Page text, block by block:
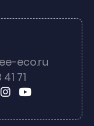
eco.ru
71